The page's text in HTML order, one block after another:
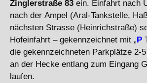
Zinglerstraße 83 ein. Einfahrt nach
nach der Ampel (Aral-Tankstelle,
nächsten Strasse (Heinrichstraße)
Hofeinfahrt – gekennzeichnet mit „P
die gekennzeichneten Parkplätze 2-
an der Hecke entlang zum Eingang
laufen.